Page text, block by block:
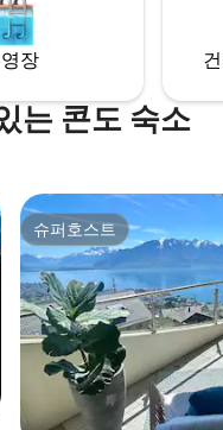
장
는 콘도 숙소
슈퍼호스트
슈퍼호스트